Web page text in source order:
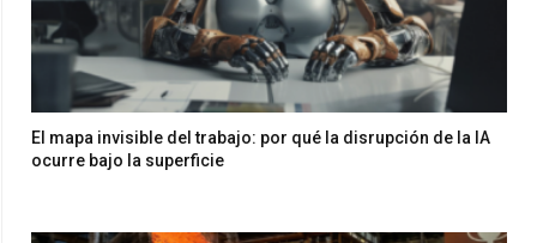
El mapa invisible del trabajo: por qué la disrupción de la IA
ocurre bajo la superficie